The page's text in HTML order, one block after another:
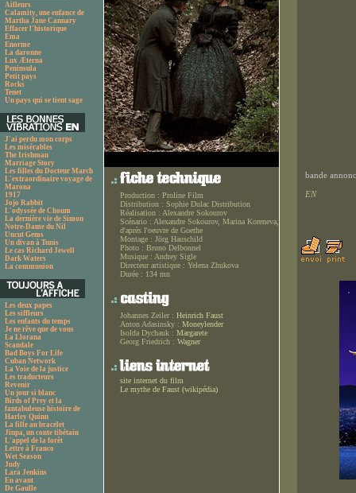
Ailleurs
Calamity, une enfance de
Martha Jane Cannary
Effacer l'historique
Ema
Enorme
La daronne
Lux Æterna
Peninsula
Petit pays
Rocks
Tenet
Un pays qui se tient sage
J'ai perdu mon corps
Les misérables
The Irishman
Marriage Story
Les filles du Docteur March
L'extraordinaire voyage de
Marona
1917
Jojo Rabbit
L'odyssée de Choum
La dernière vie de Simon
Notre-Dame du Nil
Uncut Gems
Un divan à Tunis
Le cas Richard Jewell
Dark Waters
La communion
Les deux papes
Les siffleurs
Les enfants du temps
Je ne rêve que de vous
La Llorana
Scandale
Bad Boys For Life
Cuban Network
La Voie de la justice
Les traducteurs
Revenir
Un jour si blanc
Birds of Prey et la
fantabuleuse histoire de
Harley Quinn
La fille au bracelet
Jinpa, un conte tibétain
L'appel de la forêt
Lettre à Franco
Wet Season
Judy
Lara Jenkins
En avant
De Gaulle
Production : Proline Film
Distribution : Sophie Dulac Distribution
Réalisation : Alexandre Sokourov
Scénario : Alexandre Sokourov, Marina Koreneva,
d'après l'oeuvre de Goethe
Montage : Jörg Hauschild
Photo : Bruno Delbonnel
Musique : Andrey Sigle
Directeur artistique : Yelena Zhukova
Durée : 134 mn
Johannes Zeiler : Heinrich Faust
Anton Adasinsky : Moneylender
Isolda Dychauk : Margarete
Georg Friedrich : Wagner
site internet du film
Le mythe de Faust (wikipédia)
bande
EN